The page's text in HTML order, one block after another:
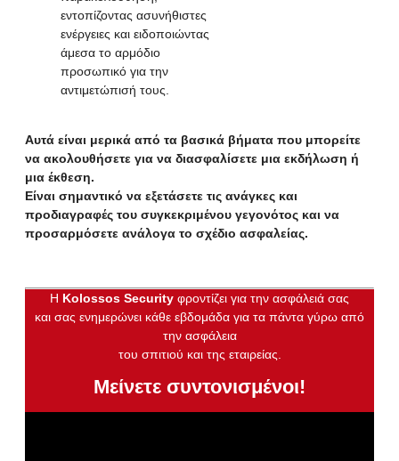
εντοπίζοντας ασυνήθιστες
ενέργειες και ειδοποιώντας
άμεσα το αρμόδιο
προσωπικό για την
αντιμετώπισή τους.
Αυτά είναι μερικά από τα βασικά βήματα που μπορείτε
να ακολουθήσετε για να διασφαλίσετε μια εκδήλωση ή
μια έκθεση.
Είναι σημαντικό να εξετάσετε τις ανάγκες και
προδιαγραφές του συγκεκριμένου γεγονότος και να
προσαρμόσετε ανάλογα το σχέδιο ασφαλείας.
Η Kolossos Security φροντίζει για την ασφάλειά σας
και σας ενημερώνει κάθε εβδομάδα για τα πάντα γύρω από
την ασφάλεια
του σπιτιού και της εταιρείας.
Μείνετε συντονισμένοι!